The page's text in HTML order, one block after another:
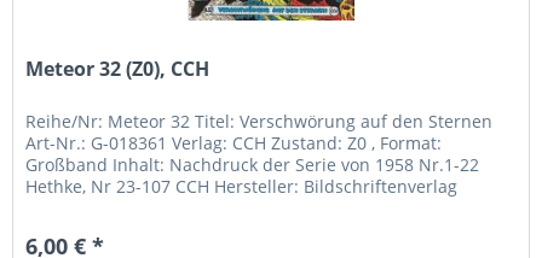
Meteor 32 (Z0), CCH
Reihe/Nr: Meteor 32 Titel: Verschwörung auf den Sternen
Art-Nr.: G-018361 Verlag: CCH Zustand: Z0 , Format:
Großband Inhalt: Nachdruck der Serie von 1958 Nr.1-22
Hethke, Nr 23-107 CCH Hersteller: Bildschriftenverlag
6,00 € *